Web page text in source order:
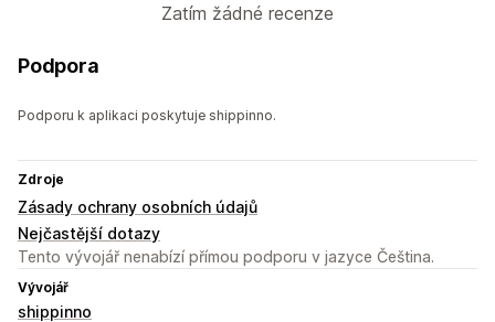
Zatím žádné recenze
Podpora
Podporu k aplikaci poskytuje shippinno.
Zdroje
Zásady ochrany osobních údajů
Nejčastější dotazy
Tento vývojář nenabízí přímou podporu v jazyce Čeština.
Vývojář
shippinno